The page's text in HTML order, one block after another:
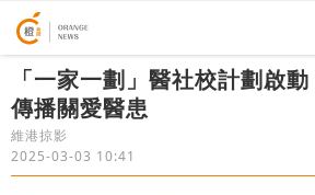
「一家一劃」醫社校計劃啟
傳播關愛醫患
維港掠影
2025-03-03 10:41